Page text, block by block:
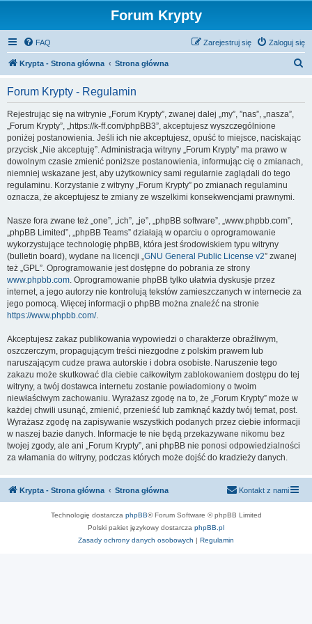
Forum Krypty
FAQ Zaloguj się
Zarejestruj się
Krypta - Strona główna Strona główna
Forum Krypty - Regulamin
Rejestrując się na witrynie „Forum Krypty”, zwanej dalej „my”, ”nas”, „nasza”,
„Forum Krypty”, „https://k-ff.com/phpBB3”, akceptujesz wyszczególnione
poniżej postanowienia. Jeśli ich nie akceptujesz, opuść to miejsce, naciskając
przycisk „Nie akceptuję”. Administracja witryny „Forum Krypty” ma prawo w
dowolnym czasie zmienić poniższe postanowienia, informując cię o zmianach,
niemniej wskazane jest, aby użytkownicy sami regularnie zaglądali do tego
regulaminu. Korzystanie z witryny „Forum Krypty” po zmianach regulaminu
oznacza, że akceptujesz te zmiany ze wszelkimi konsekwencjami prawnymi.
Nasze fora zwane też „one”, „ich”, „je”, „phpBB software”, „www.phpbb.com”,
„phpBB Limited”, „phpBB Teams” działają w oparciu o oprogramowanie
wykorzystujące technologię phpBB, która jest środowiskiem typu witryny
(bulletin board), wydane na licencji „GNU General Public License v2” zwanej
też „GPL”. Oprogramowanie jest dostępne do pobrania ze strony
www.phpbb.com. Oprogramowanie phpBB tylko ułatwia dyskusje przez
internet, a jego autorzy nie kontrolują tekstów zamieszczanych w internecie za
jego pomocą. Więcej informacji o phpBB można znaleźć na stronie
https://www.phpbb.com/.
Akceptujesz zakaz publikowania wypowiedzi o charakterze obraźliwym,
oszczerczym, propagującym treści niezgodne z polskim prawem lub
naruszającym cudze prawa autorskie i dobra osobiste. Naruszenie tego
zakazu może skutkować dla ciebie całkowitym zablokowaniem dostępu do tej
witryny, a twój dostawca internetu zostanie powiadomiony o twoim
niewłaściwym zachowaniu. Wyrażasz zgodę na to, że „Forum Krypty” może w
każdej chwili usunąć, zmienić, przenieść lub zamknąć każdy twój temat, post.
Wyrażasz zgodę na zapisywanie wszystkich podanych przez ciebie informacji
w naszej bazie danych. Informacje te nie będą przekazywane nikomu bez
twojej zgody, ale ani „Forum Krypty”, ani phpBB nie ponosi odpowiedzialności
za włamania do witryny, podczas których może dojść do kradzieży danych.
Krypta - Strona główna Strona główna Kontakt z nami
Technologię dostarcza phpBB® Forum Software © phpBB Limited
Polski pakiet językowy dostarcza phpBB.pl
Zasady ochrony danych osobowych | Regulamin